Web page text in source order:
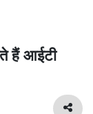
हैं आईटी